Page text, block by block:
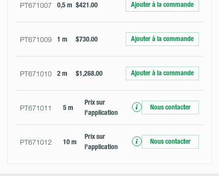
PT671007 0,5 m $421.00 Ajouter à la commande
PT671009 1 m $730.00 Ajouter à la commande
PT671010 2 m $1,268.00 Ajouter à la commande
PT671011 5 m
Prix ​​sur
l'application
Nous contacter
PT671012 10 m
Prix ​​sur
l'application
Nous contacter